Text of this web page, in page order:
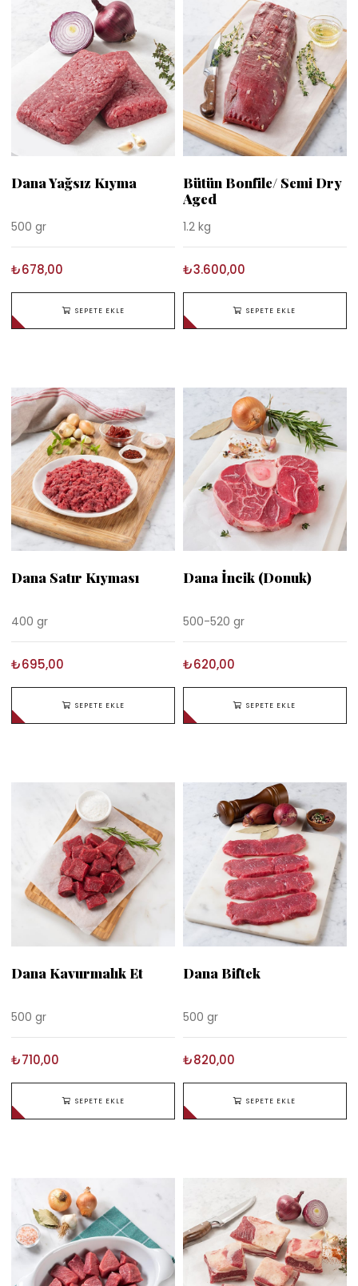
Dana Yağsız Kıyma
500 gr
₺678,00
SEPETE EKLE
Bütün Bonfile/ Semi Dry
Aged
1.2 kg
₺3.600,00
SEPETE EKLE
Dana Satır Kıyması
400 gr
₺695,00
SEPETE EKLE
Dana İncik (Donuk)
500-520 gr
₺620,00
SEPETE EKLE
Dana Kavurmalık Et
500 gr
₺710,00
SEPETE EKLE
Dana Biftek
500 gr
₺820,00
SEPETE EKLE